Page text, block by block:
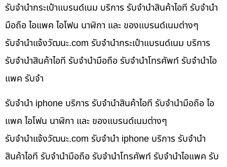
รับจำนำกระเป๋าแบรนด์เนม บริการ รับจำนำสินค้าไอที รับจำนำ
มือถือ ไอแพค ไอโฟน นาฬิกา และ ของแบรนด์เนมต่างๆ
รับจํานําแจ้งวัฒนะ.com รับจำนำกระเป๋าแบรนด์เนม บริการ
รับจำนำสินค้าไอที รับจำนำมือถือ รับจำนำโทรศัพท์ รับจำนำไอ
แพค รับจำ
รับจำนำ iphone บริการ รับจำนำสินค้าไอที รับจำนำมือถือ ไอ
แพค ไอโฟน นาฬิกา และ ของแบรนด์เนมต่างๆ
รับจํานําแจ้งวัฒนะ.com รับจำนำ iphone บริการ รับจำนำ
สินค้าไอที รับจำนำมือถือ รับจำนำโทรศัพท์ รับจำนำไอแพค รับ